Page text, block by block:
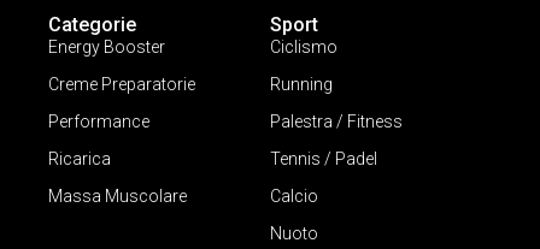
Categorie
Energy Booster
Creme Preparatorie
Performance
Ricarica
Massa Muscolare
Sport
Ciclismo
Running
Palestra / Fitness
Tennis / Padel
Calcio
Nuoto